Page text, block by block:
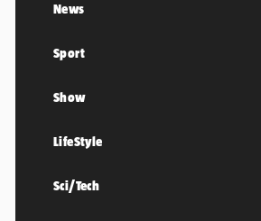
News
Sport
Show
LifeStyle
Sci/Tech